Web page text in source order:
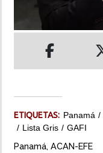
IMPRESO
ETIQUETAS: Panamá
Lista Gris
GAFI
Panamá, ACAN-EFE